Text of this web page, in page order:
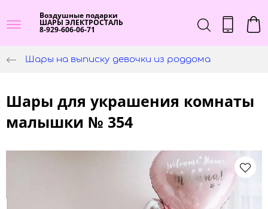
Воздушные подарки
ШАРЫ ЭЛЕКТРОСТАЛЬ
8-929-606-06-71
Шары на выписку девочки из роддома
Шары для украшения комнаты
малышки № 354